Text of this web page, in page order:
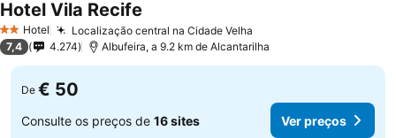
2 Estrelas
Hotel Localização central na Cidade Velha
Hotel Vila Recife
7,4 4.274 Albufeira, a 9.2 km de Alcantarilha
De € 50
Consulte os preços de 16 sites Ver preços